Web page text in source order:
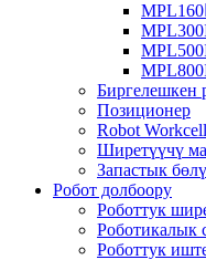
MPL160Ⅱ
Биргелешкен
Позиционер
Robot Workcell
Ширетүүчү
Запастык
Робот долбоору
Роботтук
Роботикалык
Роботтук